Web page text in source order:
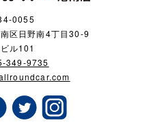
0055
区日野南4丁目30-9
ビル101
349-9735